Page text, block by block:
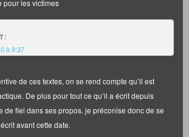
pour les victimes
:
à 9:37
de ces textes, on se rend compte qu’il est
De plus pour tout ce qu’il a écrit depuis
de fiel dans ses propos. je préconise donc de se
avant cette date.